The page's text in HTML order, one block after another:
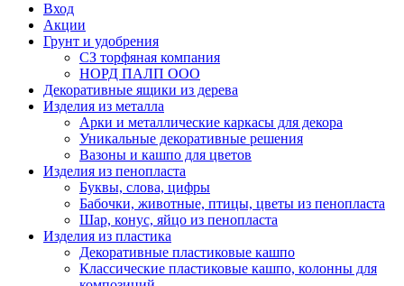
Вход
Акции
Грунт и удобрения
СЗ торфяная компания
НОРД ПАЛП ООО
Декоративные ящики из дерева
Изделия из металла
Арки и металлические каркасы для декора
Уникальные декоративные решения
Вазоны и кашпо для цветов
Изделия из пенопласта
Буквы, слова, цифры
Бабочки, животные, птицы, цветы из пенопласта
Шар, конус, яйцо из пенопласта
Изделия из пластика
Декоративные пластиковые кашпо
Классические пластиковые кашпо, колонны для